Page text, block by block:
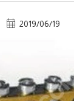
2019/06/19